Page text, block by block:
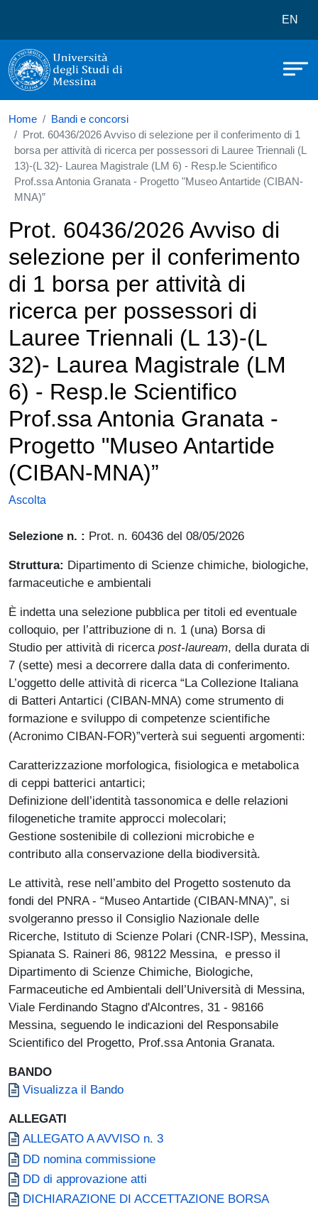
Università degli Studi di Messina
EN
Home
Bandi e concorsi
Prot. 60436/2026 Avviso di selezione per il conferimento di 1
borsa per attività di ricerca per possessori di Lauree Triennali (L
13)-(L 32)- Laurea Magistrale (LM 6) - Resp.le Scientifico
Prof.ssa Antonia Granata - Progetto "Museo Antartide (CIBAN-
MNA)”
Prot. 60436/2026 Avviso di
selezione per il conferimento
di 1 borsa per attività di
ricerca per possessori di
Lauree Triennali (L 13)-(L
32)- Laurea Magistrale (LM
6) - Resp.le Scientifico
Prof.ssa Antonia Granata -
Progetto "Museo Antartide
(CIBAN-MNA)”
Ascolta
Selezione n. : Prot. n. 60436 del 08/05/2026
Struttura: Dipartimento di Scienze chimiche, biologiche,
farmaceutiche e ambientali
È indetta una selezione pubblica per titoli ed eventuale
colloquio, per l’attribuzione di n. 1 (una) Borsa di
Studio per attività di ricerca post-lauream, della durata di
7 (sette) mesi a decorrere dalla data di conferimento.
L’oggetto delle attività di ricerca “La Collezione Italiana
di Batteri Antartici (CIBAN-MNA) come strumento di
formazione e sviluppo di competenze scientifiche
(Acronimo CIBAN-FOR)”verterà sui seguenti argomenti:
Caratterizzazione morfologica, fisiologica e metabolica
di ceppi batterici antartici;
Definizione dell’identità tassonomica e delle relazioni
filogenetiche tramite approcci molecolari;
Gestione sostenibile di collezioni microbiche e
contributo alla conservazione della biodiversità.
Le attività, rese nell’ambito del Progetto sostenuto da
fondi del PNRA - “Museo Antartide (CIBAN-MNA)”, si
svolgeranno presso il Consiglio Nazionale delle
Ricerche, Istituto di Scienze Polari (CNR-ISP), Messina,
Spianata S. Raineri 86, 98122 Messina, e presso il
Dipartimento di Scienze Chimiche, Biologiche,
Farmaceutiche ed Ambientali dell’Università di Messina,
Viale Ferdinando Stagno d'Alcontres, 31 - 98166
Messina, seguendo le indicazioni del Responsabile
Scientifico del Progetto, Prof.ssa Antonia Granata.
BANDO
Document
Visualizza il Bando
ALLEGATI
Document
ALLEGATO A AVVISO n. 3
Document
DD nomina commissione
Document
DD di approvazione atti
Document
DICHIARAZIONE DI ACCETTAZIONE BORSA